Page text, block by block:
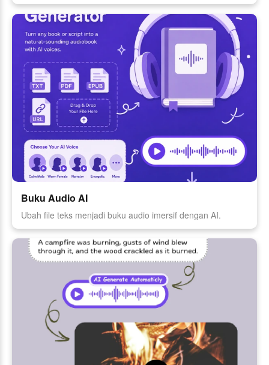
Buku Audio AI
Ubah file teks menjadi buku audio imersif dengan AI.